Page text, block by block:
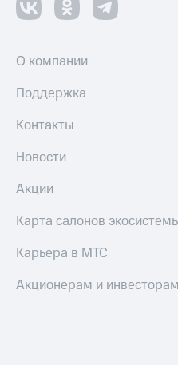
О компании
Поддержка
Контакты
Новости
Акции
Карта салонов
Карьера в МТС
Акционерам и инвесторам